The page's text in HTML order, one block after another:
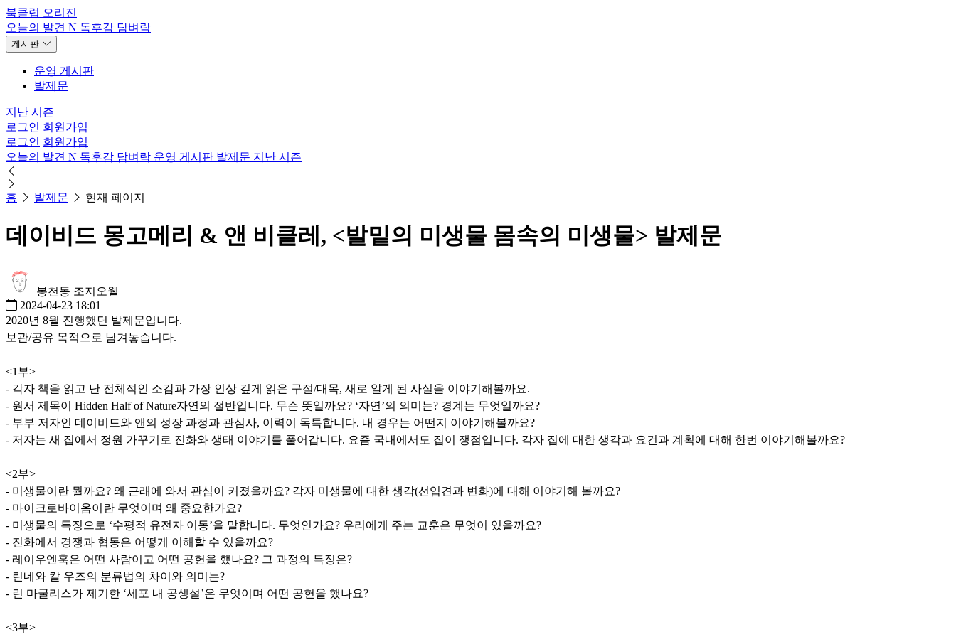
북클럽 오리진
오늘의 발견 N 독후감 담벼락
게시판
운영 게시판
발제문
지난 시즌
로그인 회원가입
로그인 회원가입
오늘의 발견 N 독후감 담벼락 운영 게시판 발제문 지난 시즌
홈 발제문 현재 페이지
데이비드 몽고메리 & 앤 비클레, <발밑의 미생물 몸속의 미생물> 발제문
봉천동 조지오웰
2024-04-23 18:01
2020년 8월 진행했던 발제문입니다.
보관/공유 목적으로 남겨놓습니다.
<1부>
- 각자 책을 읽고 난 전체적인 소감과 가장 인상 깊게 읽은 구절/대목, 새로 알게 된 사실을 이야기해볼까요.
- 원서 제목이 Hidden Half of Nature자연의 절반입니다. 무슨 뜻일까요? ‘자연’의 의미는? 경계는 무엇일까요?
- 부부 저자인 데이비드와 앤의 성장 과정과 관심사, 이력이 독특합니다. 내 경우는 어떤지 이야기해볼까요?
- 저자는 새 집에서 정원 가꾸기로 진화와 생태 이야기를 풀어갑니다. 요즘 국내에서도 집이 쟁점입니다. 각자 집에 대한 생각과 요건과 계획에 대해 한번 이야기해볼까요?
<2부>
- 미생물이란 뭘까요? 왜 근래에 와서 관심이 커졌을까요? 각자 미생물에 대한 생각(선입견과 변화)에 대해 이야기해 볼까요?
- 마이크로바이옴이란 무엇이며 왜 중요한가요?
- 미생물의 특징으로 ‘수평적 유전자 이동’을 말합니다. 무엇인가요? 우리에게 주는 교훈은 무엇이 있을까요?
- 진화에서 경쟁과 협동은 어떻게 이해할 수 있을까요?
- 레이우엔훅은 어떤 사람이고 어떤 공헌을 했나요? 그 과정의 특징은?
- 린네와 칼 우즈의 분류법의 차이와 의미는?
- 린 마굴리스가 제기한 ‘세포 내 공생설’은 무엇이며 어떤 공헌을 했나요?
<3부>